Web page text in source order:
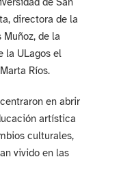
directora de la
de la
la ULagos el
Ríos.
en abrir
artística
culturales,
vivido en las